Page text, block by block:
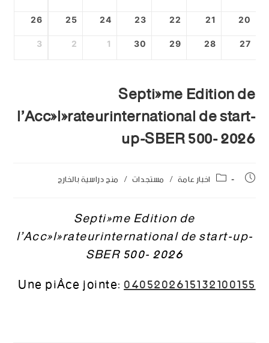
20
21
22
23
24
25
26
27
28
29
30
1
2
3
Septiéme Edition de
l’Accélérateurinternational de start-
up-SBER 500- 2026
اخبار عامة / مستجدات / منح دراسية بالخارج
Septiéme Edition de
l’Accélérateurinternational de start-up-
SBER 500- 2026
Une pièce jointe:0405202615132100155